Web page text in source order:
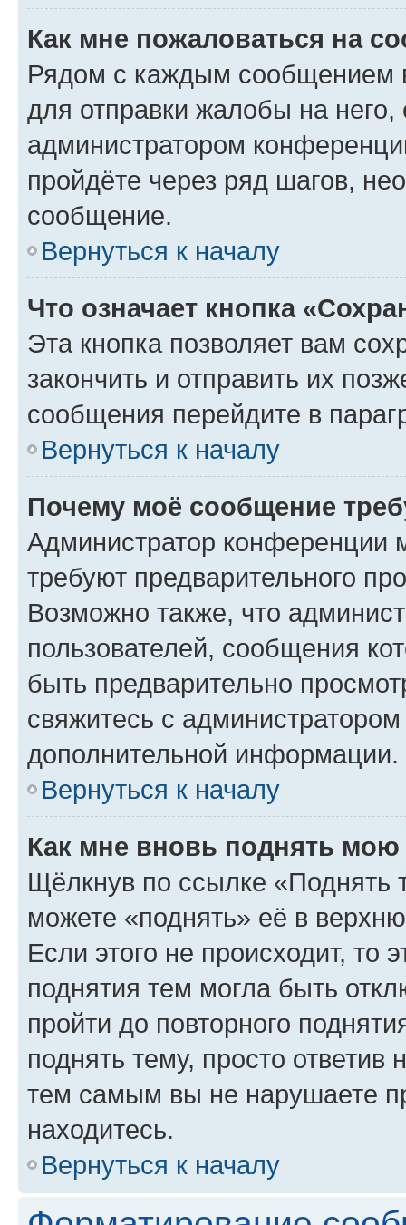
Как мне пожаловаться на
Рядом с каждым сообщением
для отправки жалобы на
администратором
пройдёте через ряд шагов,
сообщение.
Вернуться к началу
Что означает кнопка
Эта кнопка позволяет вам
закончить и отправить их
сообщения перейдите в
Вернуться к началу
Почему моё сообщение
Администратор конференции
требуют предварительного
Возможно также, что
пользователей, сообщения
быть предварительно
свяжитесь с
дополнительной информации.
Вернуться к началу
Как мне вновь поднять мою
Щёлкнув по ссылке «Поднять
можете «поднять» её в
Если этого не происходит, то
поднятия тем могла быть
пройти до повторного
поднять тему, просто ответив
тем самым вы не нарушаете
находитесь.
Вернуться к началу